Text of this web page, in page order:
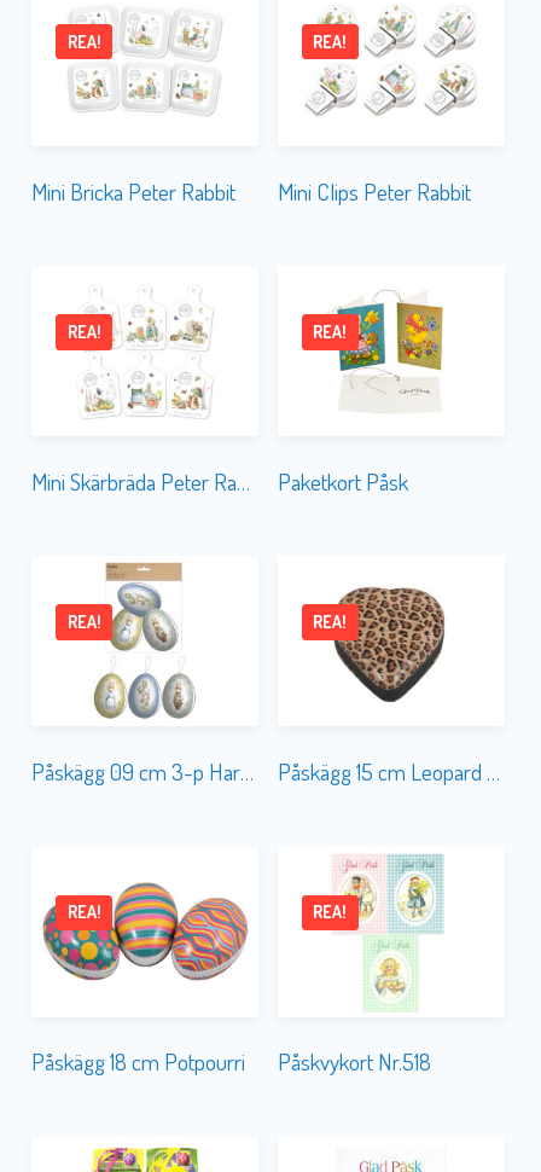
Mini Bricka Peter Rabbit
REA!
Mini Clips Peter Rabbit
REA!
Mini Skärbräda Peter Rabbit
REA!
Paketkort Påsk
REA!
Påskägg 09 cm 3-p Harar Hänge
REA!
Påskägg 15 cm Leopard Hjärta
REA!
Påskägg 18 cm Potpourri
REA!
Påskvykort Nr.518
REA!